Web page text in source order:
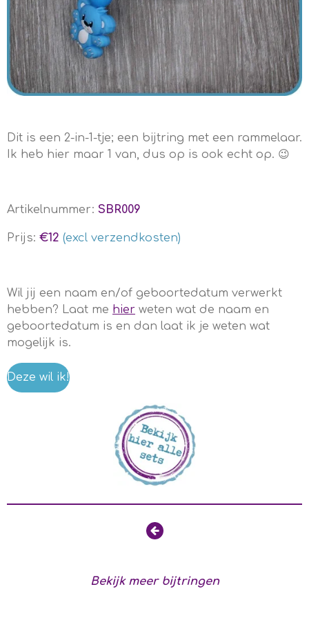
Dit is een 2-in-1-tje; een bijtring met een rammelaar.
Ik heb hier maar 1 van, dus op is ook echt op. 😉
Artikelnummer: SBR009
Prijs: €12 (excl verzendkosten)
Wil jij een naam en/of geboortedatum verwerkt
hebben? Laat me hier weten wat de naam en
geboortedatum is en dan laat ik je weten wat
mogelijk is.
Deze wil ik!
Bekijk meer bijtringen